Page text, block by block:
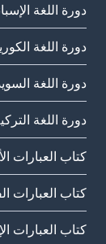
دورة اللغة
دورة اللغة
دورة اللغة
دورة اللغة
كتاب العبارات
كتاب العبارات
كتاب العبارات